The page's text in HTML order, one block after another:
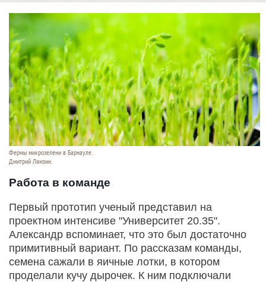
Фермы микрозелени в Барнауле.
Дмитрий Лямзин.
Работа в команде
Первый прототип ученый представил на
проектном интенсиве "Университет 20.35".
Александр вспоминает, что это был достаточно
примитивный вариант. По рассказам команды,
семена сажали в яичные лотки, в котором
проделали кучу дырочек. К ним подключали